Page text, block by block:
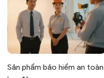
Sản phẩm bảo hiểm an toàn